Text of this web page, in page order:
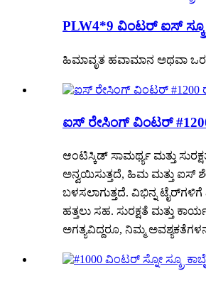
PLW4*9 ವಿಂಟರ್ ಐಸ್
ಹಿಮಾವೃತ ಹವಾಮಾನ ಅಥವಾ
ಐಸ್ ರೇಸಿಂಗ್ ವಿಂಟರ್
ಆಂಟಿಸ್ಕಿಡ್ ಸಾಮರ್ಥ್ಯ ಮತ್ತು
ಅನ್ವಯಿಸುತ್ತದೆ, ಹಿಮ ಮತ್ತು ಐಸ್
ಬಳಸಲಾಗುತ್ತದೆ. ವಿಭಿನ್ನ
ಹತ್ತಲು ಸಹ. ಸುರಕ್ಷತೆ ಮತ್ತು
ಅಗತ್ಯವಿದ್ದರೂ, ನಿಮ್ಮ